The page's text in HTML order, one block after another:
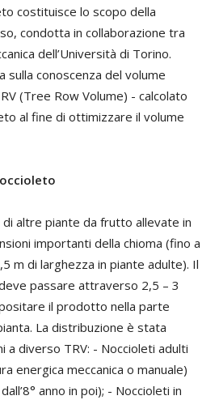
costituisce lo scopo della
condotta in collaborazione tra
dell’Università di Torino.
sulla conoscenza del volume
(Tree Row Volume) - calcolato
al fine di ottimizzare il volume
di altre piante da frutto allevate in
importanti della chioma (fino a
m di larghezza in piante adulte). Il
passare attraverso 2,5 – 3
il prodotto nella parte
La distribuzione è stata
a diverso TRV: - Noccioleti adulti
energica meccanica o manuale)
anno in poi); - Noccioleti in